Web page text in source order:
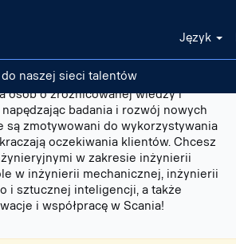
Język
do naszej sieci talentów
osób o zróżnicowanej wiedzy i
badania i rozwój nowych
są zmotywowani do wykorzystywania
oczekiwania klientów. Chcesz
w zakresie inżynierii
w inżynierii mechanicznej, inżynierii
i sztucznej inteligencji, a także
i współpracę w Scania!